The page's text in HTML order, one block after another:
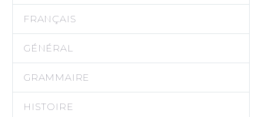
FRANÇAIS
GÉNÉRAL
GRAMMAIRE
HISTOIRE